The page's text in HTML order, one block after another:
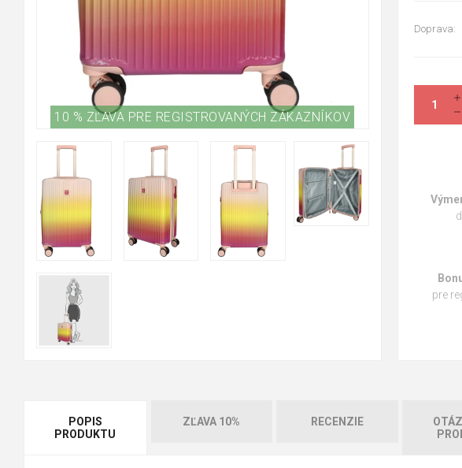
10 % ZĽAVA PRE REGISTROVANÝCH ZÁKAZNÍKOV
Doprava:
pre
POPIS
PRODUKTU
ZĽAVA 10% RECENZIE